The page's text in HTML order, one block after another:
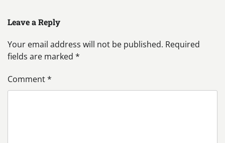
Leave a Reply
Your email address will not be published. Required
fields are marked *
Comment*